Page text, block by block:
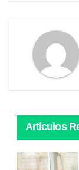
Artículos